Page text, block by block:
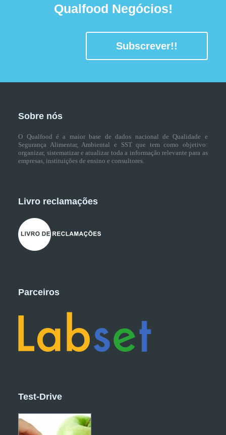
Qualfood Negócios!
Subscrever!!
Sobre nós
O Qualfood é a maior base de dados nacional de Qualidade e
Segurança Alimentar, Ambiental e SST que tem como objetivo:
organizar, sistematizar e atualizar toda a informação relevante para as
empresas, instituições de ensino e consultores.
Livro reclamações
Parceiros
Test-Drive